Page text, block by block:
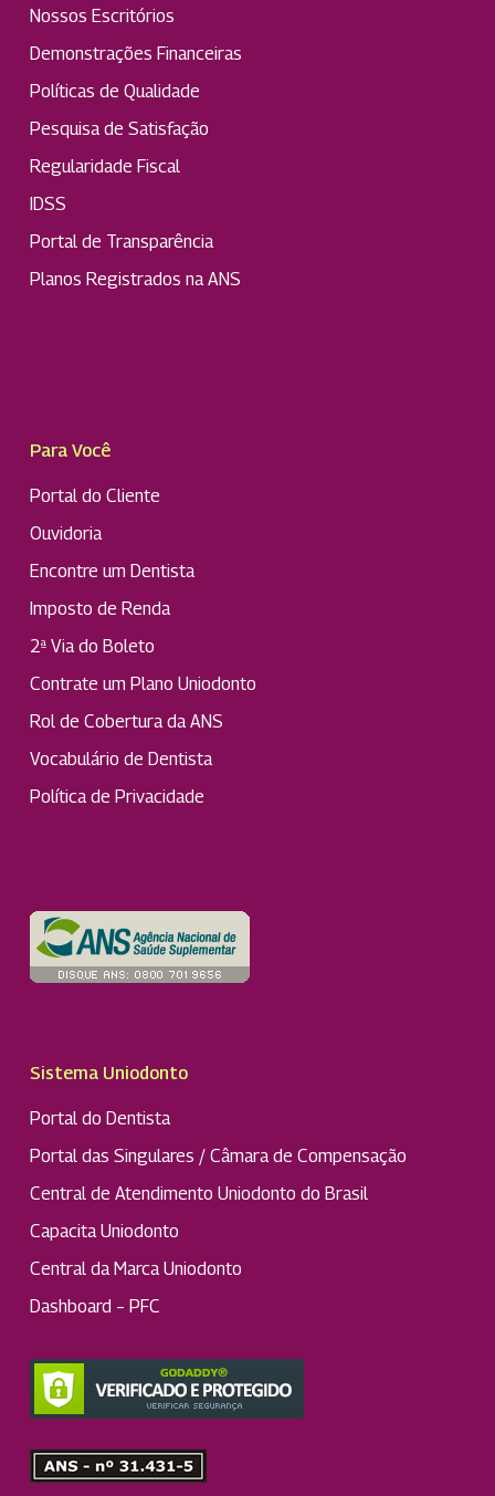
Nossos Escritórios
Demonstrações Financeiras
Políticas de Qualidade
Pesquisa de Satisfação
Regularidade Fiscal
IDSS
Portal de Transparência
Planos Registrados na ANS
Para Você
Portal do Cliente
Ouvidoria
Encontre um Dentista
Imposto de Renda
2ª Via do Boleto
Contrate um Plano Uniodonto
Rol de Cobertura da ANS
Vocabulário de Dentista
Política de Privacidade
Sistema Uniodonto
Portal do Dentista
Portal das Singulares / Câmara de Compensação
Central de Atendimento Uniodonto do Brasil
Capacita Uniodonto
Central da Marca Uniodonto
Dashboard – PFC